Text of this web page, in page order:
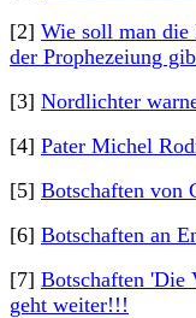
[2] Wie soll man die
der Prophezeiung
[3] Nordlichter
[4] Pater Michel
[5] Botschaften von
[6] Botschaften an
[7] Botschaften 'Die
geht weiter!!!